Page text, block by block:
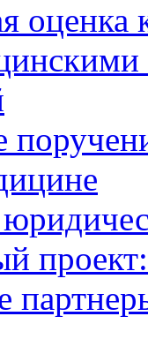
оценка